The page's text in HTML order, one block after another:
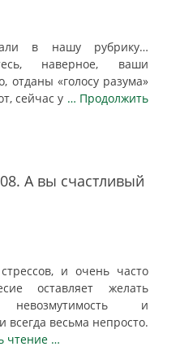
в нашу рубрику…
наверное, ваши
отданы «голосу разума»
сейчас у … Продолжить
А вы счастливый
и очень часто
оставляет желать
и
всегда весьма непросто.
чтение …